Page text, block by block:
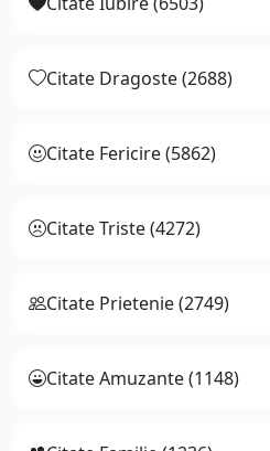
Citate Dragoste (2688)
Citate Fericire (5862)
Citate Triste (4272)
Citate Prietenie (2749)
Citate Amuzante (1148)